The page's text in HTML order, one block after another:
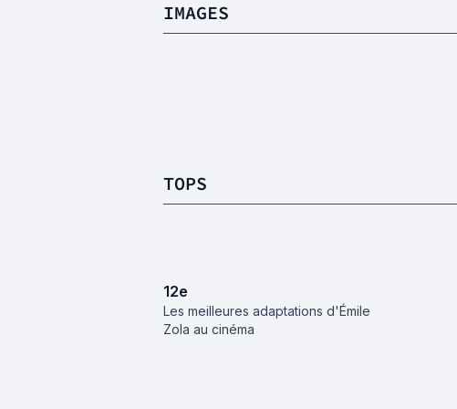
IMAGES
TOPS
12e
Les meilleures adaptations d'Émile
Zola au cinéma